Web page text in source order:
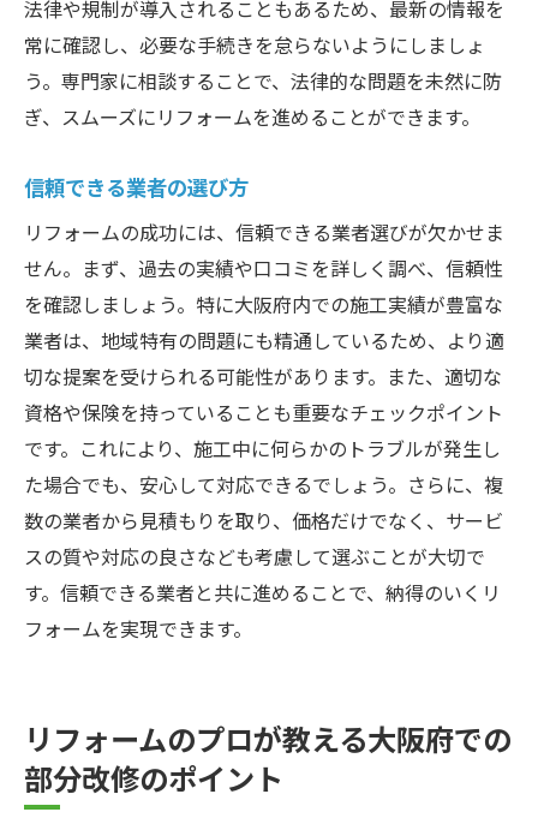
法律や規制が導入されることもあるため、最新の情報を
常に確認し、必要な手続きを怠らないようにしましょ
う。専門家に相談することで、法律的な問題を未然に防
ぎ、スムーズにリフォームを進めることができます。
信頼できる業者の選び方
リフォームの成功には、信頼できる業者選びが欠かせま
せん。まず、過去の実績や口コミを詳しく調べ、信頼性
を確認しましょう。特に大阪府内での施工実績が豊富な
業者は、地域特有の問題にも精通しているため、より適
切な提案を受けられる可能性があります。また、適切な
資格や保険を持っていることも重要なチェックポイント
です。これにより、施工中に何らかのトラブルが発生し
た場合でも、安心して対応できるでしょう。さらに、複
数の業者から見積もりを取り、価格だけでなく、サービ
スの質や対応の良さなども考慮して選ぶことが大切で
す。信頼できる業者と共に進めることで、納得のいくリ
フォームを実現できます。
リフォームのプロが教える大阪府での
部分改修のポイント